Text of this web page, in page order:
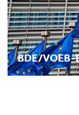
BDE/VOEB-